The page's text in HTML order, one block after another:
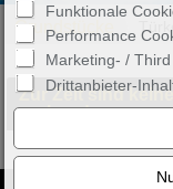
Grundstücke
Zur Zeit sind
vorhanden.
Funktionale
Performance
Marketing- /
Drittanbieter-